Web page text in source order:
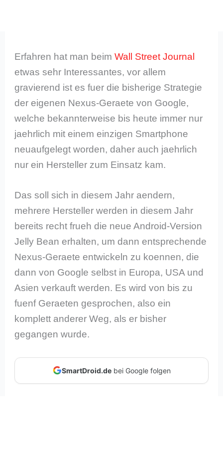
Erfahren hat man beimWall Street Journal
etwas sehr Interessantes, vor allem
gravierend ist es fuer die bisherige Strategie
der eigenen Nexus-Geraete von Google,
welche bekannterweise bis heute immer nur
jaehrlich mit einem einzigen Smartphone
neuaufgelegt worden, daher auch jaehrlich
nur ein Hersteller zum Einsatz kam.
Das soll sich in diesem Jahr aendern,
mehrere Hersteller werden in diesem Jahr
bereits recht frueh die neue Android-Version
Jelly Bean erhalten, um dann entsprechende
Nexus-Geraete entwickeln zu koennen, die
dann von Google selbst in Europa, USA und
Asien verkauft werden. Es wird von bis zu
fuenf Geraeten gesprochen, also ein
komplett anderer Weg, als er bisher
gegangen wurde.
SmartDroid.debei Google folgen